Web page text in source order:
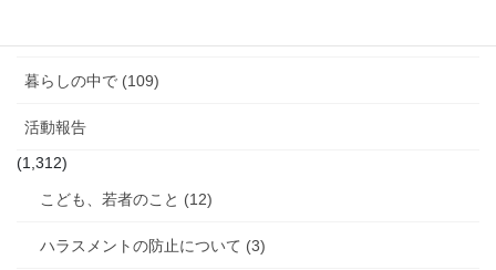
暮らしの中で (109)
活動報告
(1,312)
こども、若者のこと (12)
ハラスメントの防止について (3)